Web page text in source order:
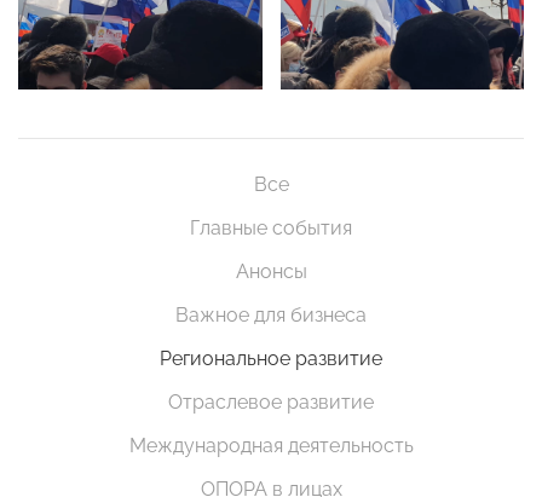
Все
Главные события
Анонсы
Важное для бизнеса
Региональное развитие
Отраслевое развитие
Международная деятельность
ОПОРА в лицах